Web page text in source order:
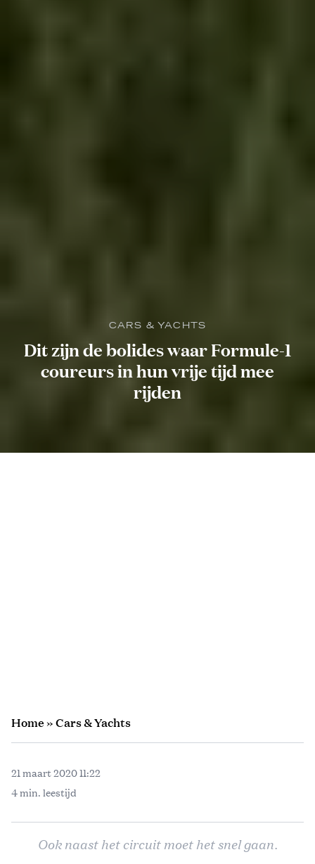
CARS & YACHTS
Dit zijn de bolides waar Formule-1
coureurs in hun vrije tijd mee
rijden
Home»Cars & Yachts
21 maart 2020 11:22
4 min. leestijd
Ook naast het circuit moet het snel gaan.